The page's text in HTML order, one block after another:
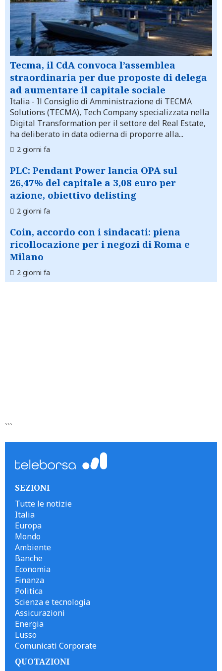
Tecma, il CdA convoca l’assemblea
straordinaria per due proposte di delega
ad aumentare il capitale sociale
Italia - Il Consiglio di Amministrazione di TECMA
Solutions (TECMA), Tech Company specializzata nella
Digital Transformation per il settore del Real Estate,
ha deliberato in data odierna di proporre alla...
2 giorni fa
PLC: Pendant Power lancia OPA sul
26,47% del capitale a 3,08 euro per
azione, obiettivo delisting
2 giorni fa
Coin, accordo con i sindacati: piena
ricollocazione per i negozi di Roma e
Milano
2 giorni fa
```
SEZIONI
Tutte le notizie
Italia
Europa
Mondo
Ambiente
Banche
Economia
Finanza
Politica
Scienza e tecnologia
Assicurazioni
Energia
Lusso
Comunicati Corporate
QUOTAZIONI